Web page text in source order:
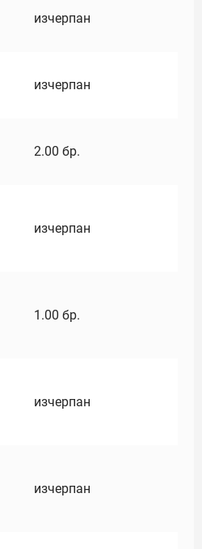
изчерпан
изчерпан
2.00 бр.
изчерпан
1.00 бр.
изчерпан
изчерпан